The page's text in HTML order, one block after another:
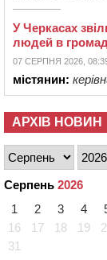
У Черкасах
людей в
07 СЕРПНЯ 2026,
містянин:
АРХІВ НОВИН
Серпень 2026
1
2 3 4
16
17 18 19
31